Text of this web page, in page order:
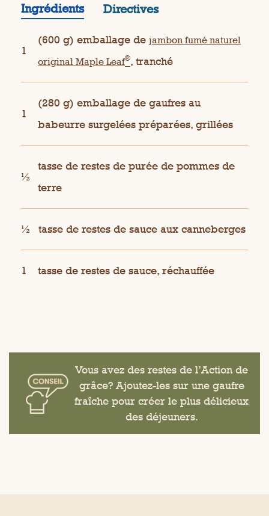
Ingrédients Directives
1
(600 g) emballage de jambon fumé naturel
original Maple Leaf®, tranché
1
(280 g) emballage de gaufres au
babeurre surgelées préparées, grillées
½
tasse de restes de purée de pommes de
terre
½ tasse de restes de sauce aux canneberges
1 tasse de restes de sauce, réchauffée
Vous avez des restes de l’Action de
grâce? Ajoutez-les sur une gaufre
fraîche pour créer le plus délicieux
des déjeuners.